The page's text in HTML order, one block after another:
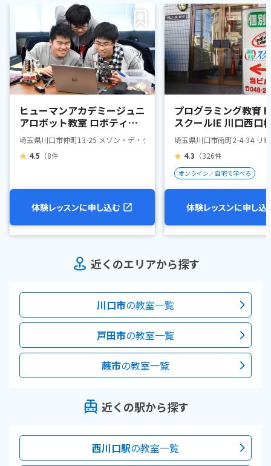
ヒューマンアカデミージュニ
アロボット教室 ロボティク
スプロフェッサーコース 川
口西口
埼玉県川口市仲町13-25 メゾン・デ・クーレ 1F(いずみカルチャースクール
★ 4.5 （8件
体験レッスンに申し込む
プログラミング教育
スクールIE 川口西口
埼玉県川口市南町2-4-34 リ
★ 4.3 （326件
オンライン／自宅で学べる
体験レッスンに申し込
近くのエリアから探す
川口市の教室一覧
戸田市の教室一覧
蕨市の教室一覧
近くの駅から探す
西川口駅の教室一覧